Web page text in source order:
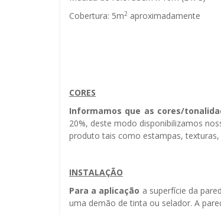
Cobertura: 5m2 aproximadamente
CORES
Informamos que as cores/
20%, deste modo disponibilizamos
produto tais como estampas,
INSTALAÇÃO
Para a aplicação a superfície da
uma demão de tinta ou selador. A